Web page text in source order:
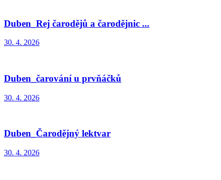
Duben_Rej čarodějů a čarodějnic ...
30. 4. 2026
Duben_čarování u prvňáčků
30. 4. 2026
Duben_Čarodějný lektvar
30. 4. 2026